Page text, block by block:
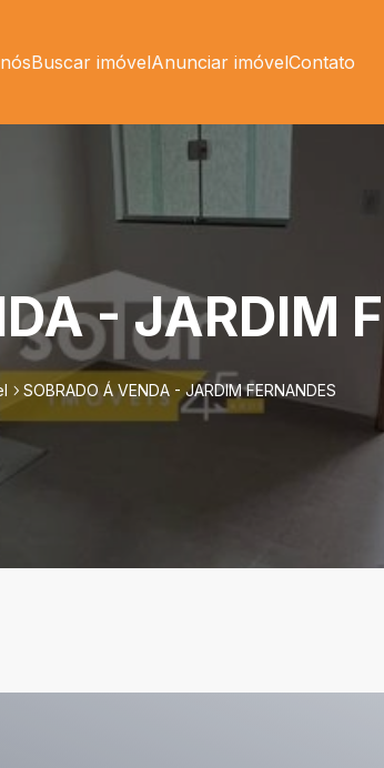
Buscar imóvelAnunciar imóvelContato
- JARDIM
SOBRADO Á VENDA - JARDIM FERNANDES